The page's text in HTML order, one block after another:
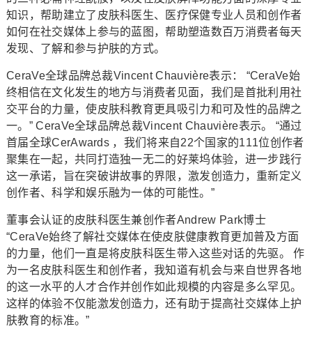
知识，帮助建立了皮肤科医生、医疗保健专业人员和创作者
如何在社交媒体上参与的蓝图，帮助塑造数百万消费者每天
发现、了解和参与护肤的方式。
CeraVe全球品牌总裁Vincent Chauvière表示： “CeraVe始
终相信在文化发生的地方与消费者见面，我们是首批利用社
交平台的力量，使皮肤科教育更具吸引力和可及性的品牌之
一。” CeraVe全球品牌总裁Vincent Chauvière表示。 “通过
首届全球CerAwards ，我们将来自22个国家的111位创作者
聚集在一起，共同打造独一无二的好莱坞体验，进一步践行
这一承诺，旨在突破讲故事的界限，激发创造力，重新定义
创作者、科学和娱乐融为一体的可能性。”
董事会认证的皮肤科医生兼创作者Andrew Park博士
“CeraVe始终了解社交媒体在使皮肤健康教育更加普及方面
的力量，他们一直是将皮肤科医生带入这些对话的先驱。 作
为一名皮肤科医生和创作者，我知道有机会与来自世界各地
的这一水平的人才合作并创作如此规模的内容是多么罕见。
这样的体验不仅能激发创造力，还有助于提高社交媒体上护
肤教育的标准。”